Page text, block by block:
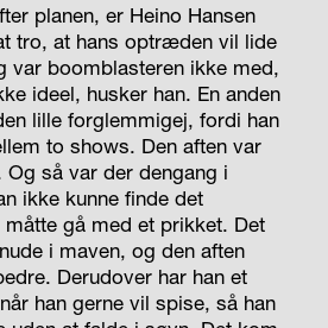
planen, er Heino Hansen
tro, at hans optræden vil lide
var boomblasteren ikke med,
ideel, husker han. En anden
lille forglemmigej, fordi han
to shows. Den aften var
Og så var der dengang i
ikke kunne finde det
gå med et prikket. Det
i maven, og den aften
Derudover har han et
han gerne vil spise, så han